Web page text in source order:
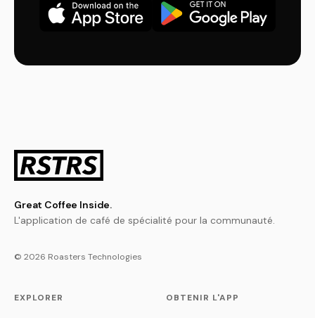
Great Coffee Inside.
L'application de café de spécialité pour la communauté.
© 2026 Roasters Technologies
EXPLORER OBTENIR L'APP